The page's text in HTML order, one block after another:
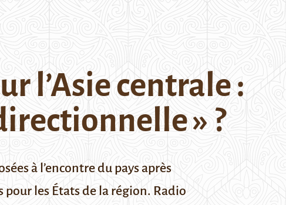
l’Asie centrale :
» ?
à l’encontre du pays après
pour les États de la région. Radio